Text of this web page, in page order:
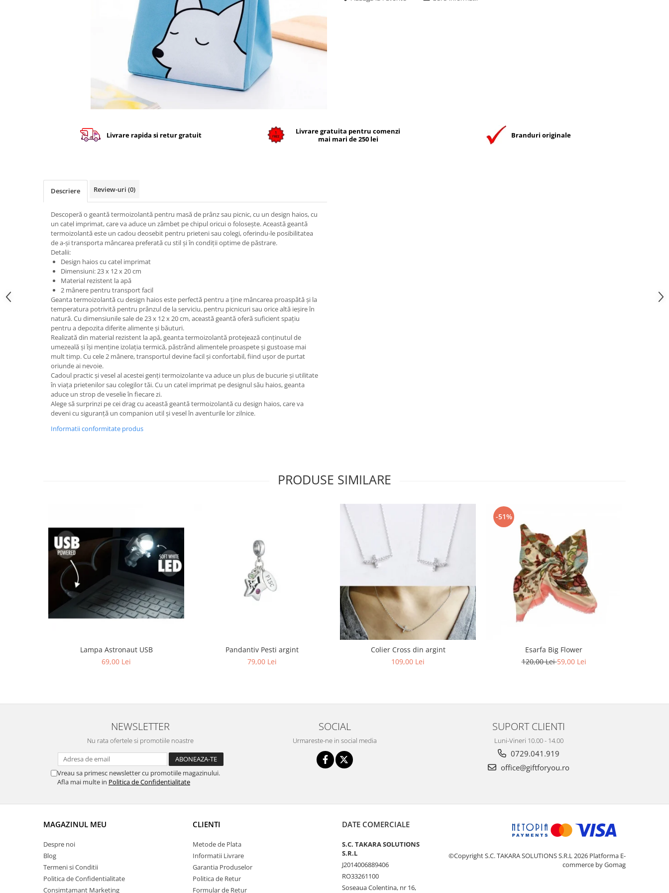
Livrare rapida si retur gratuit
Livrare gratuita pentru comenzi
mai mari de 250 lei
Branduri originale
Descriere Review-uri (0)
Descoperă o geantă termoizolantă pentru masă de prânz sau picnic, cu un design haios, cu
un catel imprimat, care va aduce un zâmbet pe chipul oricui o folosește. Această geantă
termoizolantă este un cadou deosebit pentru prieteni sau colegi, oferindu-le posibilitatea
de a-și transporta mâncarea preferată cu stil și în condiții optime de păstrare.
Detalii:
Design haios cu catel imprimat
Dimensiuni: 23 x 12 x 20 cm
Material rezistent la apă
2 mânere pentru transport facil
Geanta termoizolantă cu design haios este perfectă pentru a ține mâncarea proaspătă și la
temperatura potrivită pentru prânzul de la serviciu, pentru picnicuri sau orice altă ieșire în
natură. Cu dimensiunile sale de 23 x 12 x 20 cm, această geantă oferă suficient spațiu
pentru a depozita diferite alimente și băuturi.
Realizată din material rezistent la apă, geanta termoizolantă protejează conținutul de
umezeală și își menține izolația termică, păstrând alimentele proaspete și gustoase mai
mult timp. Cu cele 2 mânere, transportul devine facil și confortabil, fiind ușor de purtat
oriunde ai nevoie.
Cadoul practic și vesel al acestei genți termoizolante va aduce un plus de bucurie și utilitate
în viața prietenilor sau colegilor tăi. Cu un catel imprimat pe designul său haios, geanta
aduce un strop de veselie în fiecare zi.
Alege să surprinzi pe cei drag cu această geantă termoizolantă cu design haios, care va
deveni cu siguranță un companion util și vesel în aventurile lor zilnice.
Informatii conformitate produs
PRODUSE SIMILARE
Lampa Astronaut USB
69,00 Lei
Pandantiv Pesti argint
79,00 Lei
Colier Cross din argint
109,00 Lei
-51%
Esarfa Big Flower
120,00 Lei59,00 Lei
NEWSLETTER
Nu rata ofertele si promotiile noastre
Vreau sa primesc newsletter cu promotiile magazinului.
Afla mai multe in Politica de Confidentialitate
SOCIAL
Urmareste-ne in social media
SUPORT CLIENTI
Luni-Vineri 10.00 - 14.00
0729.041.919
office@giftforyou.ro
MAGAZINUL MEU
Despre noi
Blog
Termeni si Conditii
Politica de Confidentialitate
Consimtamant Marketing
CLIENTI
Metode de Plata
Informatii Livrare
Garantia Produselor
Politica de Retur
Formular de Retur
DATE COMERCIALE
S.C. TAKARA SOLUTIONS
S.R.L
J2014006889406
RO33261100
Soseaua Colentina, nr 16,
©Copyright S.C. TAKARA SOLUTIONS S.R.L 2026 Platforma E-
commerce by Gomag